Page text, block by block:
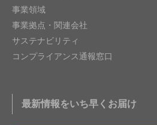
事業領域
事業拠点・関連会社
サステナビリティ
コンプライアンス通報窓口
最新情報をいち早くお届け